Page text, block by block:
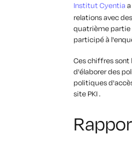
Institut Cyentia
relations avec
quatrième partie
participé à
Ces chiffres sont
d'élaborer des
politiques
site PKI .